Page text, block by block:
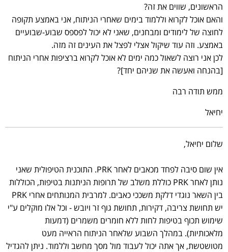
הראשונים, שווים את זה?
והאם אוכל לקרוא וללמוד בימים שאחרי הניתוח, אני באמצע תקופה
לחוצה של לימודים ומבחנים, שאני לא יכול לפספס שבוע-שבועיים
באמצע. וזה עוד שיקול אצלי לפצל את העינים זה מזה.
לכן אני רוצה לשאול כמה ימים לא אוכל לקרוא ברציפות אחרי הניתוח
[בהנחה ואעשה את שניהם יחד]?
ממש תודה רבה
יחיאל
שלום יחיאל,
אין שום סיבה לפחד מכאבים לאחר PRK. התוכנית הטיפולית שאני
נותן לאחר PRK כוללת משלב של תרופות הניתנות בטיפות, הכוללות
בין השאר נוגדי דלקת משככי כאבים. למרבית המנותחים אחרי PRK
יש תחושת צריבה, דקירות, תחושת גוף זר ויובש - וכל אלו מוקלים ע"י
שימוש תכוף בטיפות לחות ללא חומרים משמרים (דמעות
מלאכותיות). במהלך השבוע שלאחר הניתוח הראייה מעט
מטושטשת, אך אתה יכול לעבוד מול מסך מחשב וללמוד. ניתן להגדיל